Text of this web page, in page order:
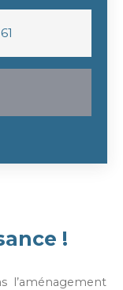
!
l’aménagement